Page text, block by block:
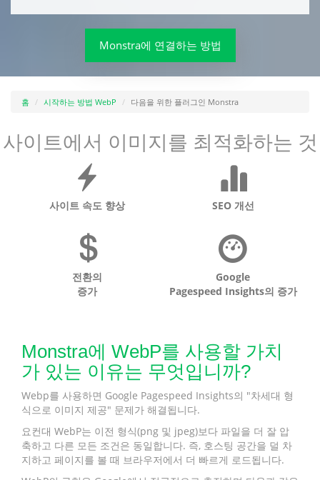
Monstra에 연결하는 방법
홈 시작하는 방법 WebP 다음을 위한 플러그인 Monstra
사이트에서 이미지를 최적화하는 것
사이트 속도 향상 SEO 개선
전환의
증가
Google
Pagespeed Insights의 증가
Monstra에 WebP를 사용할 가치
가 있는 이유는 무엇입니까?
Webp를 사용하면 Google Pagespeed Insights의 "차세대 형
식으로 이미지 제공" 문제가 해결됩니다.
요컨대 WebP는 이전 형식(png 및 jpeg)보다 파일을 더 잘 압
축하고 다른 모든 조건은 동일합니다. 즉, 호스팅 공간을 덜 차
지하고 페이지를 볼 때 브라우저에서 더 빠르게 로드됩니다.